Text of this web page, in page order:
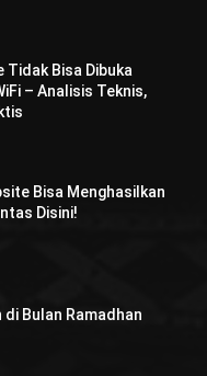
Tidak Bisa Dibuka
– Analisis Teknis,
Bisa Menghasilkan
Disini!
Bulan Ramadhan